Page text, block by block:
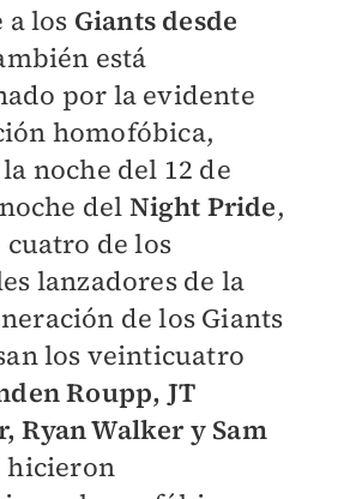
a los Giants desde
está
por la evidente
homofóbica,
noche del 12 de
del Night Pride,
cuatro de los
lanzadores de la
de los Giants
los veinticuatro
Roupp, JT
Ryan Walker y Sam
hicieron